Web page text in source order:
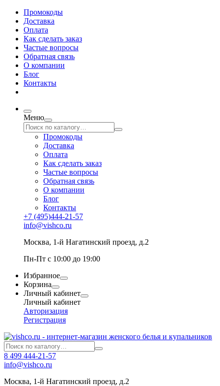
Промокоды
Доставка
Оплата
Как сделать заказ
Частые вопросы
Обратная связь
О компании
Блог
Контакты
Меню
Промокоды
Доставка
Оплата
Как сделать заказ
Частые вопросы
Обратная связь
О компании
Блог
Контакты
+7 (495)444-21-57
info@vishco.ru
Москва, 1-й Нагатинский проезд, д.2
Пн-Пт с 10:00 до 19:00
Избранное
Корзина
Личный кабинет
Личный кабинет
Авторизация
Регистрация
8 499 444-21-57
info@vishco.ru
Москва, 1-й Нагатинский проезд, д.2